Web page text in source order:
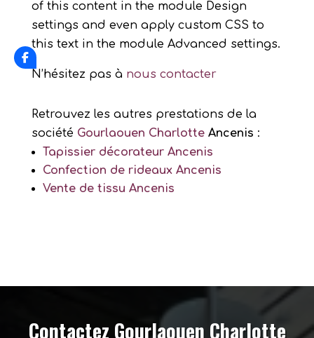
of this content in the module Design
settings and even apply custom CSS to
this text in the module Advanced settings.
N’hésitez pas à nous contacter
Retrouvez les autres prestations de la
société Gourlaouen CharlotteAncenis :
Tapissier décorateur Ancenis
Confection de rideaux Ancenis
Vente de tissu Ancenis
Contactez Gourlaouen Charlotte